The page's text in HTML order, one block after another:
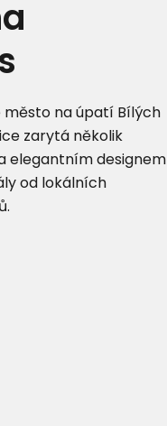
město na úpatí Bílých
zarytá několik
elegantním designem
od lokálních